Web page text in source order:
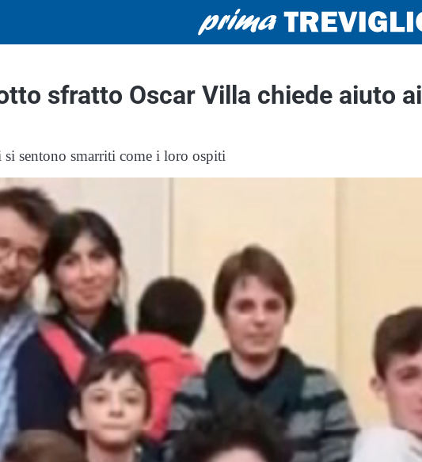
sfratto Oscar Villa chiede aiuto ai
sentono smarriti come i loro ospiti